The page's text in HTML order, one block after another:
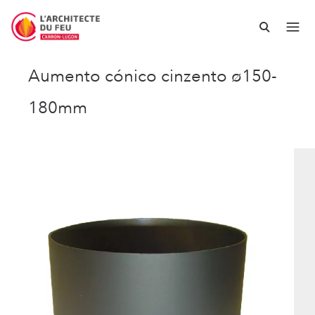
Aumento cónico cinzento ø150-
180mm